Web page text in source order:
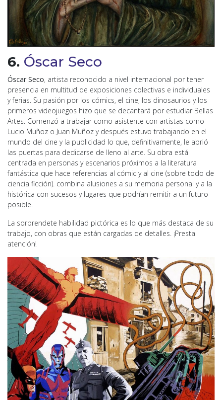
6. Óscar Seco
Óscar Seco, artista reconocido a nivel internacional por tener
presencia en multitud de exposiciones colectivas e individuales
y ferias. Su pasión por los cómics, el cine, los dinosaurios y los
primeros videojuegos hizo que se decantará por estudiar Bellas
Artes. Comenzó a trabajar como asistente con artistas como
Lucio Muñoz o Juan Muñoz y después estuvo trabajando en el
mundo del cine y la publicidad lo que, definitivamente, le abrió
las puertas para dedicarse de lleno al arte. Su obra está
centrada en personas y escenarios próximos a la literatura
fantástica que hace referencias al cómic y al cine (sobre todo de
ciencia ficción). combina alusiones a su memoria personal y a la
histórica con sucesos y lugares que podrían remitir a un futuro
posible.
La sorprendete habilidad pictórica es lo que más destaca de su
trabajo, con obras que están cargadas de detalles. ¡Presta
atención!